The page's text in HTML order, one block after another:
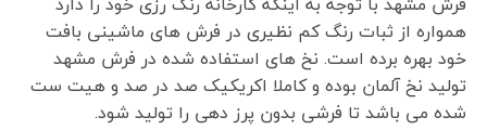
همواره از ثبات رنگ کم نظیری در فرش های ماشینی بافت
خود بهره برده است. نخ های استفاده شده در فرش مشهد
تولید نخ آلمان بوده و کاملا اکریکیک صد در صد و هیت ست
شده می باشد تا فرشی بدون پرز دهی را تولید شود.